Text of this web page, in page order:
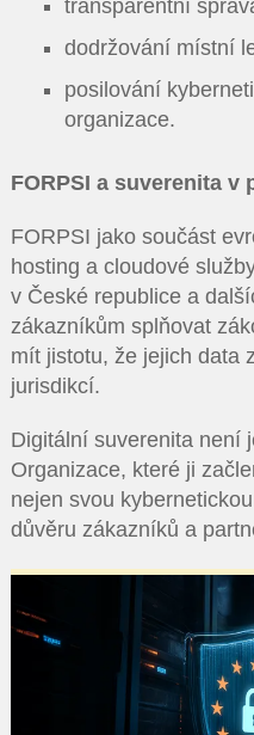
transparentní
dodržování místní
posilování
organizace.
FORPSI a suverenita v
FORPSI jako součást
hosting a cloudové
v České republice a
zákazníkům splňovat
mít jistotu, že jejich data
jurisdikcí.
Digitální suverenita není
Organizace, které ji
nejen svou
důvěru zákazníků a